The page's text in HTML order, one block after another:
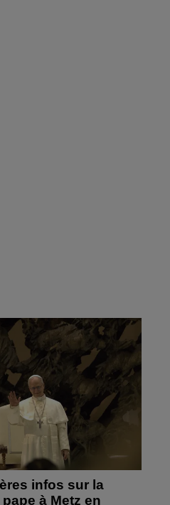
infos sur la
à Metz en